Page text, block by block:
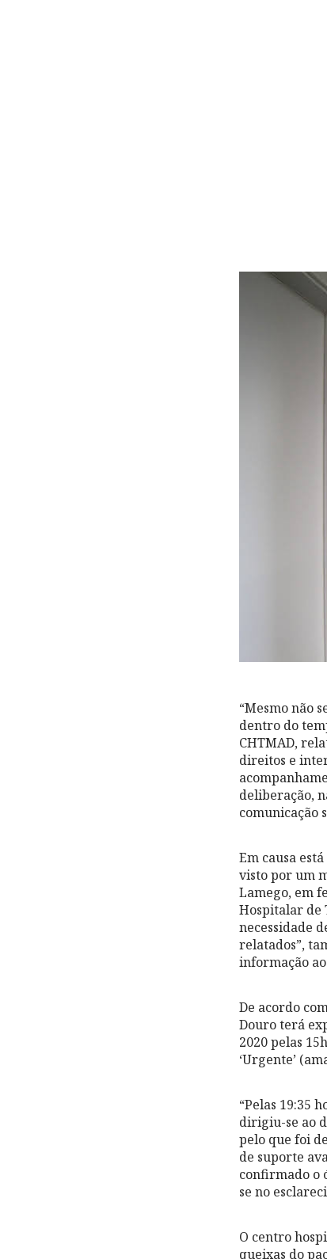
“Mesmo não
dentro do
CHTMAD,
direitos e
deliberação,
comunicação
Em causa
visto por um
Lamego, em
Hospitalar de
necessidade
relatados”,
informação
De acordo
Douro terá
2020 pelas
‘Urgente’
“Pelas 19:35
dirigiu-se ao
pelo que foi
de suporte
confirmado o
se no
O centro
queixas do